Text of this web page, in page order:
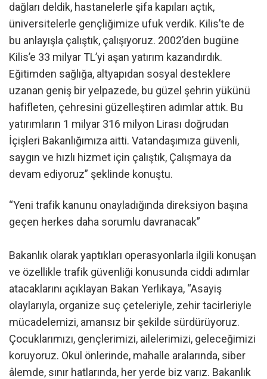
dağları deldik, hastanelerle şifa kapıları açtık,
üniversitelerle gençliğimize ufuk verdik. Kilis’te de
bu anlayışla çalıştık, çalışıyoruz. 2002’den bugüne
Kilis’e 33 milyar TL’yi aşan yatırım kazandırdık.
Eğitimden sağlığa, altyapıdan sosyal desteklere
uzanan geniş bir yelpazede, bu güzel şehrin yükünü
hafifleten, çehresini güzelleştiren adımlar attık. Bu
yatırımların 1 milyar 316 milyon Lirası doğrudan
İçişleri Bakanlığımıza aitti. Vatandaşımıza güvenli,
saygın ve hızlı hizmet için çalıştık, Çalışmaya da
devam ediyoruz” şeklinde konuştu.
“Yeni trafik kanunu onayladığında direksiyon başına
geçen herkes daha sorumlu davranacak”
Bakanlık olarak yaptıkları operasyonlarla ilgili konuşan
ve özellikle trafik güvenliği konusunda ciddi adımlar
atacaklarını açıklayan Bakan Yerlikaya, “Asayiş
olaylarıyla, organize suç çeteleriyle, zehir tacirleriyle
mücadelemizi, amansız bir şekilde sürdürüyoruz.
Çocuklarımızı, gençlerimizi, ailelerimizi, geleceğimizi
koruyoruz. Okul önlerinde, mahalle aralarında, siber
âlemde, sınır hatlarında, her yerde biz varız. Bakanlık